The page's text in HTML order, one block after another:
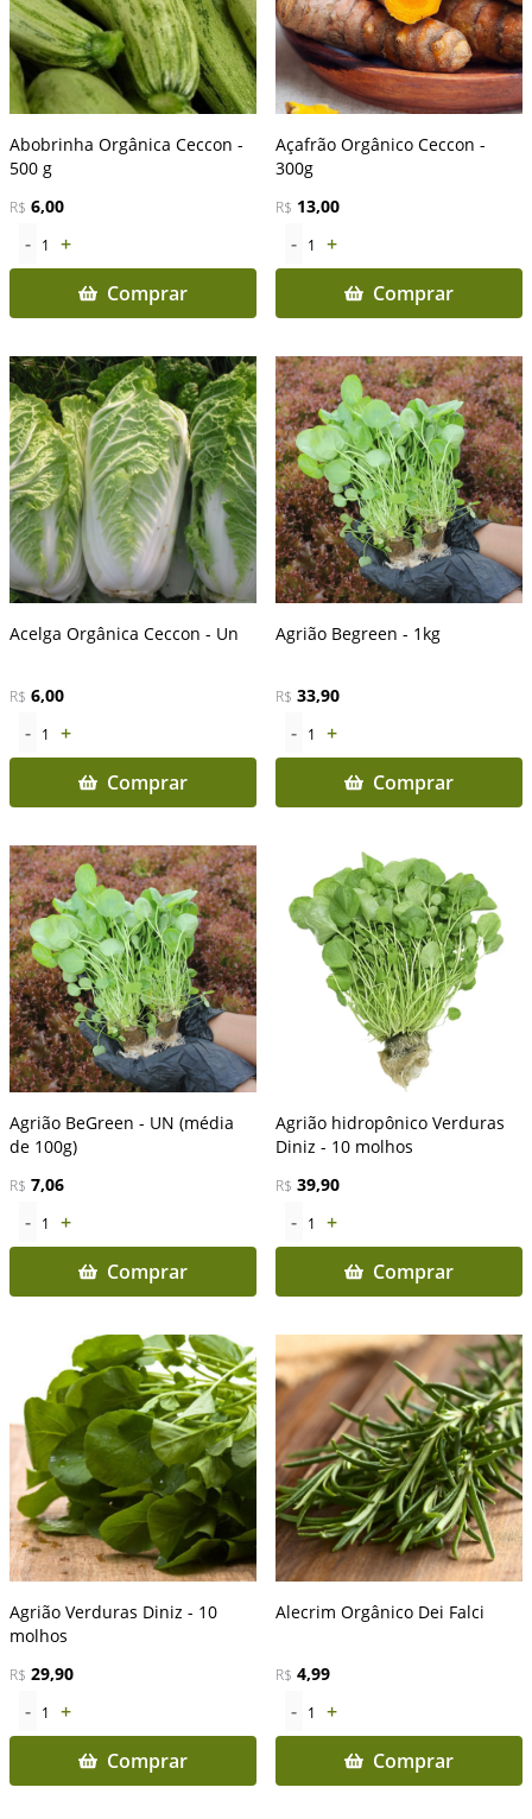
Abobrinha Orgânica Ceccon -
500 g
R$ 6,00
- 1
+
Comprar
Açafrão Orgânico Ceccon -
300g
R$ 13,00
- 1
+
Comprar
Acelga Orgânica Ceccon - Un
R$ 6,00
- 1
+
Comprar
Agrião Begreen - 1kg
R$ 33,90
- 1
+
Comprar
Agrião BeGreen - UN (média
de 100g)
R$ 7,06
- 1
+
Comprar
Agrião hidropônico Verduras
Diniz - 10 molhos
R$ 39,90
- 1
+
Comprar
Agrião Verduras Diniz - 10
molhos
R$ 29,90
- 1
+
Comprar
Alecrim Orgânico Dei Falci
R$ 4,99
- 1
+
Comprar